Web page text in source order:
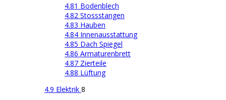
4.81 Bodenblech
4.82 Stossstangen
4.83 Hauben
4.84 Innenausstattung
4.85 Dach Spiegel
4.86 Armaturenbrett
4.87 Zierteile
4.88 Lüftung
4.9 Elektrik 8